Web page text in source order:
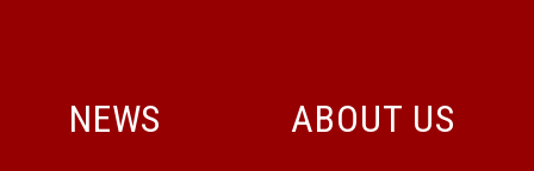
NEWS ABOUT US